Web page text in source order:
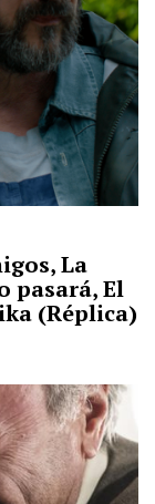
La
pasará, El
(Réplica)